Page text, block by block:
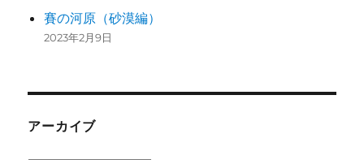
賽の河原（砂漠編）
2023年2月9日
アーカイブ